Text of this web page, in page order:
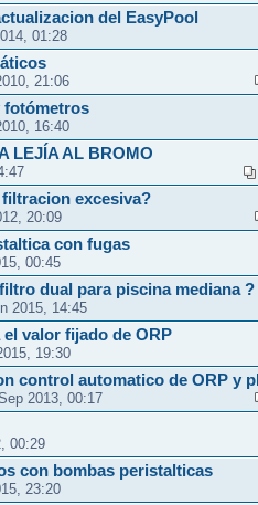
del EasyPool
01:28
21:06
fotómetros
16:40
LEJÍA AL BROMO
excesiva?
20:09
con fugas
00:45
dual para piscina mediana ?
2015, 14:45
valor fijado de ORP
19:30
control automatico de ORP y
2013, 00:17
00:29
con bombas peristalticas
23:20